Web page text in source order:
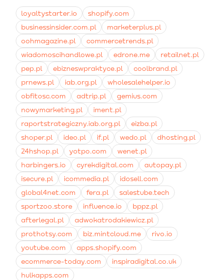
punktach lub przypomnieniem o kończącej się karmie
znacząco poprawia powracalność.
loyaltystarter.io
shopify.com
businessinsider.com.pl
marketerplus.pl
oohmagazine.pl
commercetrends.pl
wiadomoscihandlowe.pl
edrone.me
retailnet.pl
pep.pl
ebizneswpraktyce.pl
coolbrand.pl
prnews.pl
iab.org.pl
wholesalehelper.io
obfitosc.com
adtrip.pl
gemius.com
nowymarketing.pl
iment.pl
raportstrategiczny.iab.org.pl
eizba.pl
shoper.pl
ideo.pl if.pl wedo.pl
dhosting.pl
24hshop.pl
yotpo.com
wenet.pl
harbingers.io
cyrekdigital.com
autopay.pl
isecure.pl
icommedia.pl
idosell.com
global4net.com
fera.pl
salestube.tech
sportzoo.store
influence.io
bppz.pl
afterlegal.pl
adwokatrodakiewicz.pl
prothotsy.com
biz.mintcloud.me
rivo.io
youtube.com
apps.shopify.com
ecommerce-today.com
inspiradigital.co.uk
hulkapps.com